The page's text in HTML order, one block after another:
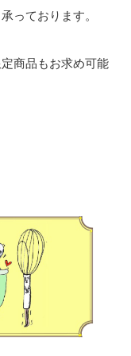
っております。
商品もお求め可能